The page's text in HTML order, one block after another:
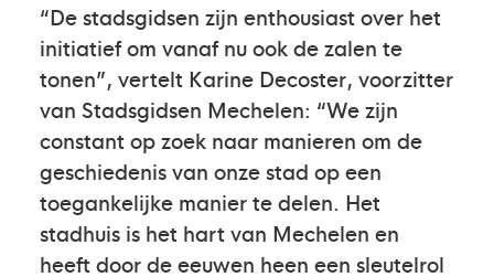
“De stadsgidsen zijn enthousiast over het
initiatief om vanaf nu ook de zalen te
tonen”, vertelt Karine Decoster, voorzitter
van Stadsgidsen Mechelen: “We zijn
constant op zoek naar manieren om de
geschiedenis van onze stad op een
toegankelijke manier te delen. Het
stadhuis is het hart van Mechelen en
heeft door de eeuwen heen een sleutelrol